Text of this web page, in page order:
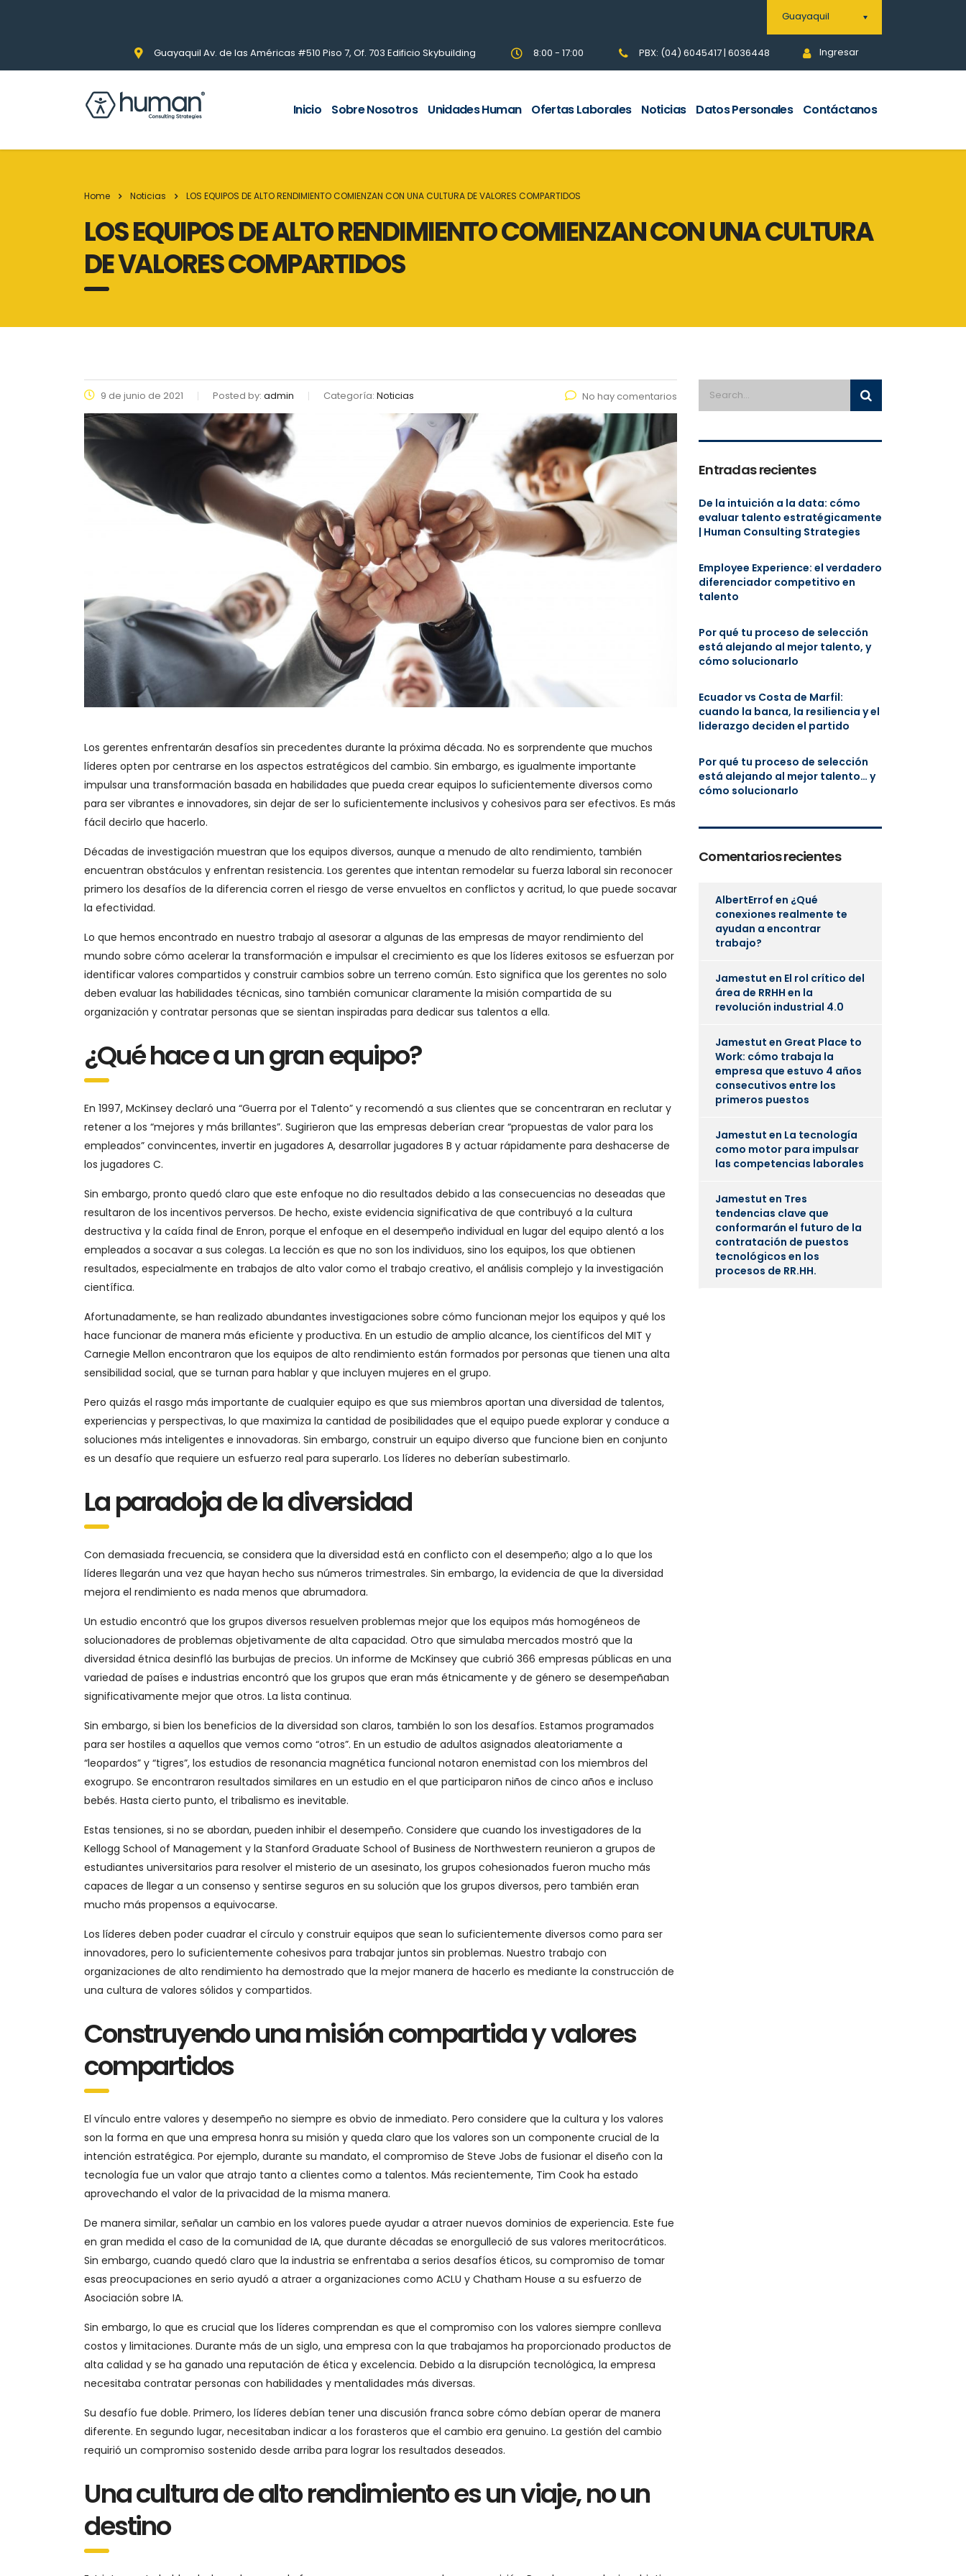
Guayaquil
Guayaquil Av. de las Américas #510 Piso 7, Of. 703 Edificio Skybuilding 8:00 - 17:00 PBX: (04) 6045417 | 6036448 Ingresar
Inicio Sobre Nosotros Unidades Human Ofertas Laborales Noticias Datos Personales Contáctanos
Home Noticias LOS EQUIPOS DE ALTO RENDIMIENTO COMIENZAN CON UNA CULTURA DE VALORES COMPARTIDOS
LOS EQUIPOS DE ALTO RENDIMIENTO COMIENZAN CON UNA CULTURA
DE VALORES COMPARTIDOS
9 de junio de 2021 Posted by: admin Categoría: Noticias No hay comentarios
Los gerentes enfrentarán desafíos sin precedentes durante la próxima década. No es sorprendente que muchos
líderes opten por centrarse en los aspectos estratégicos del cambio. Sin embargo, es igualmente importante
impulsar una transformación basada en habilidades que pueda crear equipos lo suficientemente diversos como
para ser vibrantes e innovadores, sin dejar de ser lo suficientemente inclusivos y cohesivos para ser efectivos. Es más
fácil decirlo que hacerlo.
Décadas de investigación muestran que los equipos diversos, aunque a menudo de alto rendimiento, también
encuentran obstáculos y enfrentan resistencia. Los gerentes que intentan remodelar su fuerza laboral sin reconocer
primero los desafíos de la diferencia corren el riesgo de verse envueltos en conflictos y acritud, lo que puede socavar
la efectividad.
Lo que hemos encontrado en nuestro trabajo al asesorar a algunas de las empresas de mayor rendimiento del
mundo sobre cómo acelerar la transformación e impulsar el crecimiento es que los líderes exitosos se esfuerzan por
identificar valores compartidos y construir cambios sobre un terreno común. Esto significa que los gerentes no solo
deben evaluar las habilidades técnicas, sino también comunicar claramente la misión compartida de su
organización y contratar personas que se sientan inspiradas para dedicar sus talentos a ella.
¿Qué hace a un gran equipo?
En 1997, McKinsey declaró una “Guerra por el Talento” y recomendó a sus clientes que se concentraran en reclutar y
retener a los “mejores y más brillantes”. Sugirieron que las empresas deberían crear “propuestas de valor para los
empleados” convincentes, invertir en jugadores A, desarrollar jugadores B y actuar rápidamente para deshacerse de
los jugadores C.
Sin embargo, pronto quedó claro que este enfoque no dio resultados debido a las consecuencias no deseadas que
resultaron de los incentivos perversos. De hecho, existe evidencia significativa de que contribuyó a la cultura
destructiva y la caída final de Enron, porque el enfoque en el desempeño individual en lugar del equipo alentó a los
empleados a socavar a sus colegas. La lección es que no son los individuos, sino los equipos, los que obtienen
resultados, especialmente en trabajos de alto valor como el trabajo creativo, el análisis complejo y la investigación
científica.
Afortunadamente, se han realizado abundantes investigaciones sobre cómo funcionan mejor los equipos y qué los
hace funcionar de manera más eficiente y productiva. En un estudio de amplio alcance, los científicos del MIT y
Carnegie Mellon encontraron que los equipos de alto rendimiento están formados por personas que tienen una alta
sensibilidad social, que se turnan para hablar y que incluyen mujeres en el grupo.
Pero quizás el rasgo más importante de cualquier equipo es que sus miembros aportan una diversidad de talentos,
experiencias y perspectivas, lo que maximiza la cantidad de posibilidades que el equipo puede explorar y conduce a
soluciones más inteligentes e innovadoras. Sin embargo, construir un equipo diverso que funcione bien en conjunto
es un desafío que requiere un esfuerzo real para superarlo. Los líderes no deberían subestimarlo.
La paradoja de la diversidad
Con demasiada frecuencia, se considera que la diversidad está en conflicto con el desempeño; algo a lo que los
líderes llegarán una vez que hayan hecho sus números trimestrales. Sin embargo, la evidencia de que la diversidad
mejora el rendimiento es nada menos que abrumadora.
Un estudio encontró que los grupos diversos resuelven problemas mejor que los equipos más homogéneos de
solucionadores de problemas objetivamente de alta capacidad. Otro que simulaba mercados mostró que la
diversidad étnica desinfló las burbujas de precios. Un informe de McKinsey que cubrió 366 empresas públicas en una
variedad de países e industrias encontró que los grupos que eran más étnicamente y de género se desempeñaban
significativamente mejor que otros. La lista continua.
Sin embargo, si bien los beneficios de la diversidad son claros, también lo son los desafíos. Estamos programados
para ser hostiles a aquellos que vemos como “otros”. En un estudio de adultos asignados aleatoriamente a
“leopardos” y “tigres”, los estudios de resonancia magnética funcional notaron enemistad con los miembros del
exogrupo. Se encontraron resultados similares en un estudio en el que participaron niños de cinco años e incluso
bebés. Hasta cierto punto, el tribalismo es inevitable.
Estas tensiones, si no se abordan, pueden inhibir el desempeño. Considere que cuando los investigadores de la
Kellogg School of Management y la Stanford Graduate School of Business de Northwestern reunieron a grupos de
estudiantes universitarios para resolver el misterio de un asesinato, los grupos cohesionados fueron mucho más
capaces de llegar a un consenso y sentirse seguros en su solución que los grupos diversos, pero también eran
mucho más propensos a equivocarse.
Los líderes deben poder cuadrar el círculo y construir equipos que sean lo suficientemente diversos como para ser
innovadores, pero lo suficientemente cohesivos para trabajar juntos sin problemas. Nuestro trabajo con
organizaciones de alto rendimiento ha demostrado que la mejor manera de hacerlo es mediante la construcción de
una cultura de valores sólidos y compartidos.
Construyendo una misión compartida y valores
compartidos
El vínculo entre valores y desempeño no siempre es obvio de inmediato. Pero considere que la cultura y los valores
son la forma en que una empresa honra su misión y queda claro que los valores son un componente crucial de la
intención estratégica. Por ejemplo, durante su mandato, el compromiso de Steve Jobs de fusionar el diseño con la
tecnología fue un valor que atrajo tanto a clientes como a talentos. Más recientemente, Tim Cook ha estado
aprovechando el valor de la privacidad de la misma manera.
De manera similar, señalar un cambio en los valores puede ayudar a atraer nuevos dominios de experiencia. Este fue
en gran medida el caso de la comunidad de IA, que durante décadas se enorgulleció de sus valores meritocráticos.
Sin embargo, cuando quedó claro que la industria se enfrentaba a serios desafíos éticos, su compromiso de tomar
esas preocupaciones en serio ayudó a atraer a organizaciones como ACLU y Chatham House a su esfuerzo de
Asociación sobre IA.
Sin embargo, lo que es crucial que los líderes comprendan es que el compromiso con los valores siempre conlleva
costos y limitaciones. Durante más de un siglo, una empresa con la que trabajamos ha proporcionado productos de
alta calidad y se ha ganado una reputación de ética y excelencia. Debido a la disrupción tecnológica, la empresa
necesitaba contratar personas con habilidades y mentalidades más diversas.
Su desafío fue doble. Primero, los líderes debían tener una discusión franca sobre cómo debían operar de manera
diferente. En segundo lugar, necesitaban indicar a los forasteros que el cambio era genuino. La gestión del cambio
requirió un compromiso sostenido desde arriba para lograr los resultados deseados.
Una cultura de alto rendimiento es un viaje, no un
destino
Entradas recientes
De la intuición a la data: cómo
evaluar talento estratégicamente
| Human Consulting Strategies
Employee Experience: el verdadero
diferenciador competitivo en
talento
Por qué tu proceso de selección
está alejando al mejor talento, y
cómo solucionarlo
Ecuador vs Costa de Marfil:
cuando la banca, la resiliencia y el
liderazgo deciden el partido
Por qué tu proceso de selección
está alejando al mejor talento… y
cómo solucionarlo
Comentarios recientes
AlbertErrof en ¿Qué
conexiones realmente te
ayudan a encontrar
trabajo?
Jamestut en El rol crítico del
área de RRHH en la
revolución industrial 4.0
Jamestut en Great Place to
Work: cómo trabaja la
empresa que estuvo 4 años
consecutivos entre los
primeros puestos
Jamestut en La tecnología
como motor para impulsar
las competencias laborales
Jamestut en Tres
tendencias clave que
conformarán el futuro de la
contratación de puestos
tecnológicos en los
procesos de RR.HH.